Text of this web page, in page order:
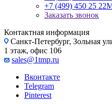
+7 (499) 450 25 22
Заказать звонок
Контактная информация
Санкт-Петербург, Зольная
1 этаж, офис 106
sales@1tmp.ru
Вконтакте
Telegram
Pinterest